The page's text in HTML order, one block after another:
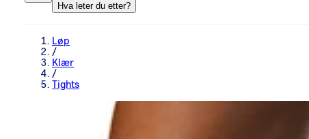
Hva leter du etter?
Løp
/
Klær
/
Tights